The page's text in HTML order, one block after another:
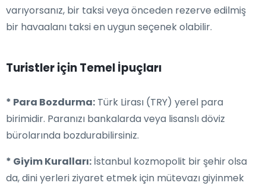
varıyorsanız, bir taksi veya önceden rezerve edilmiş
bir havaalanı taksi en uygun seçenek olabilir.
Turistler için Temel İpuçları
* Para Bozdurma: Türk Lirası (TRY) yerel para
birimidir. Paranızı bankalarda veya lisanslı döviz
bürolarında bozdurabilirsiniz.
* Giyim Kuralları: İstanbul kozmopolit bir şehir olsa
da, dini yerleri ziyaret etmek için mütevazı giyinmek